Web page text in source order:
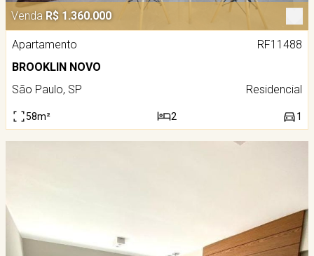
Venda R$ 1.360.000
Apartamento
RF11488
BROOKLIN NOVO
São Paulo, SP
Residencial
58m² 2 1